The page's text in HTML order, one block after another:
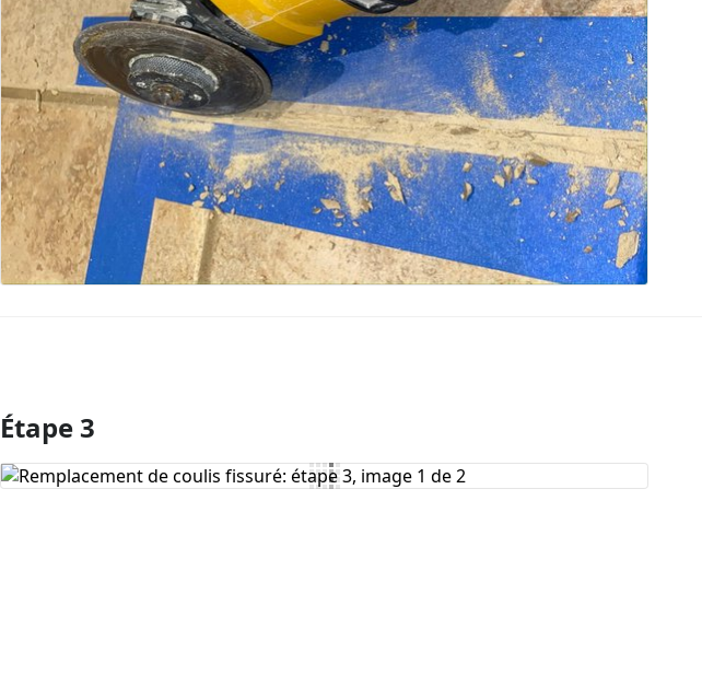
Ajouter un commentaire
Étape 3